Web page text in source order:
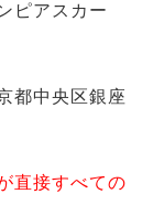
ピアスカー
都中央区銀座
直接すべての